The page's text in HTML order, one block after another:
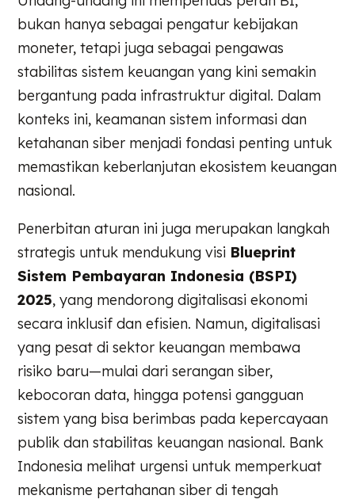
bukan hanya sebagai pengatur kebijakan
moneter, tetapi juga sebagai pengawas
stabilitas sistem keuangan yang kini semakin
bergantung pada infrastruktur digital. Dalam
konteks ini, keamanan sistem informasi dan
ketahanan siber menjadi fondasi penting untuk
memastikan keberlanjutan ekosistem keuangan
nasional.
Penerbitan aturan ini juga merupakan langkah
strategis untuk mendukung visi Blueprint
Sistem Pembayaran Indonesia (BSPI)
2025, yang mendorong digitalisasi ekonomi
secara inklusif dan efisien. Namun, digitalisasi
yang pesat di sektor keuangan membawa
risiko baru—mulai dari serangan siber,
kebocoran data, hingga potensi gangguan
sistem yang bisa berimbas pada kepercayaan
publik dan stabilitas keuangan nasional. Bank
Indonesia melihat urgensi untuk memperkuat
mekanisme pertahanan siber di tengah